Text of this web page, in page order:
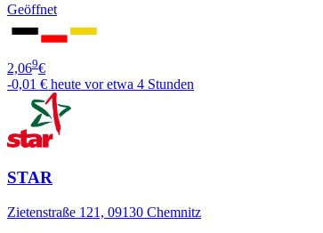
Geöffnet
2,069€
-0,01 € heute vor etwa 4 Stunden
STAR
Zietenstraße 121, 09130 Chemnitz